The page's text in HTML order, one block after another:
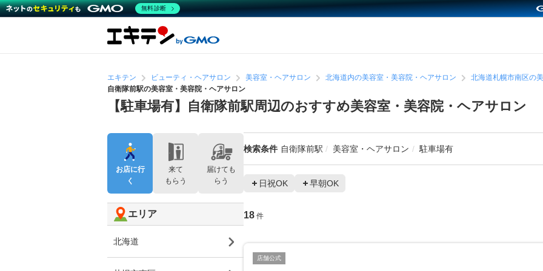
エキテン ビューティ・ヘアサロン 美容室・ヘアサロン 北海道内の美容室・美容院・ヘアサロン
北海道札幌市南区の
自衛隊前駅の美容室・美容院・ヘアサロン
【駐車場有】自衛隊前駅周辺のおすすめ美容室・美容院・ヘアサロン
検索条件 自衛隊前駅 美容室・ヘアサロン 駐車場有
日祝OK 早朝OK
18 件
店舗公式
お店に行
く
来て
もらう
届けても
らう
エリア
北海道
無料診断